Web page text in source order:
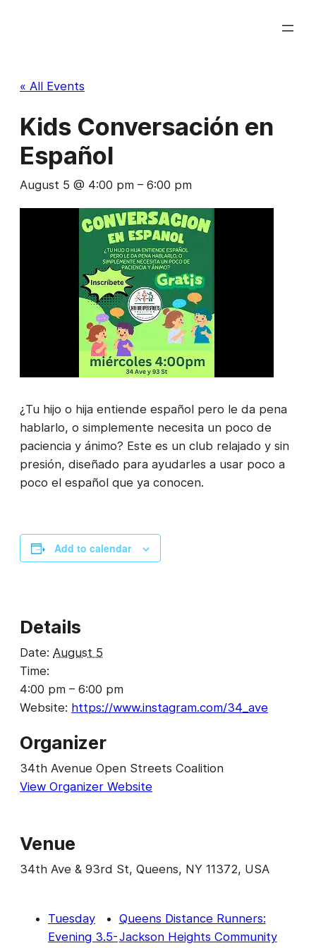
« All Events
Kids Conversación en
Español
August 5 @ 4:00 pm – 6:00 pm
¿Tu hijo o hija entiende español pero le da pena
hablarlo, o simplemente necesita un poco de
paciencia y ánimo? Este es un club relajado y sin
presión, diseñado para ayudarles a usar poco a
poco el español que ya conocen.
Add to calendar
Details
Date: August 5
Time:
4:00 pm – 6:00 pm
Website: https://www.instagram.com/34_ave
Organizer
34th Avenue Open Streets Coalition
View Organizer Website
Venue
34th Ave & 93rd St, Queens, NY 11372, USA
Tuesday
Evening 3.5-
Queens Distance Runners:
Jackson Heights Community